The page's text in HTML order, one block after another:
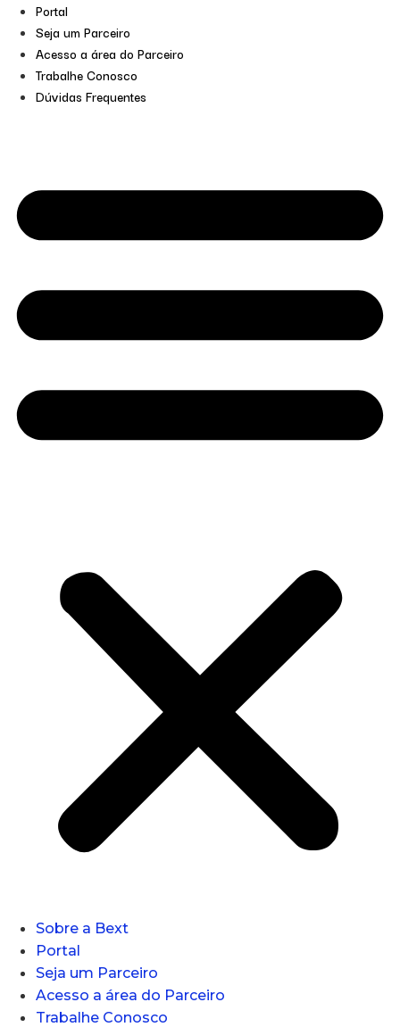
Portal
Seja um Parceiro
Acesso a área do Parceiro
Trabalhe Conosco
Dúvidas Frequentes
Sobre a Bext
Portal
Seja um Parceiro
Acesso a área do Parceiro
Trabalhe Conosco